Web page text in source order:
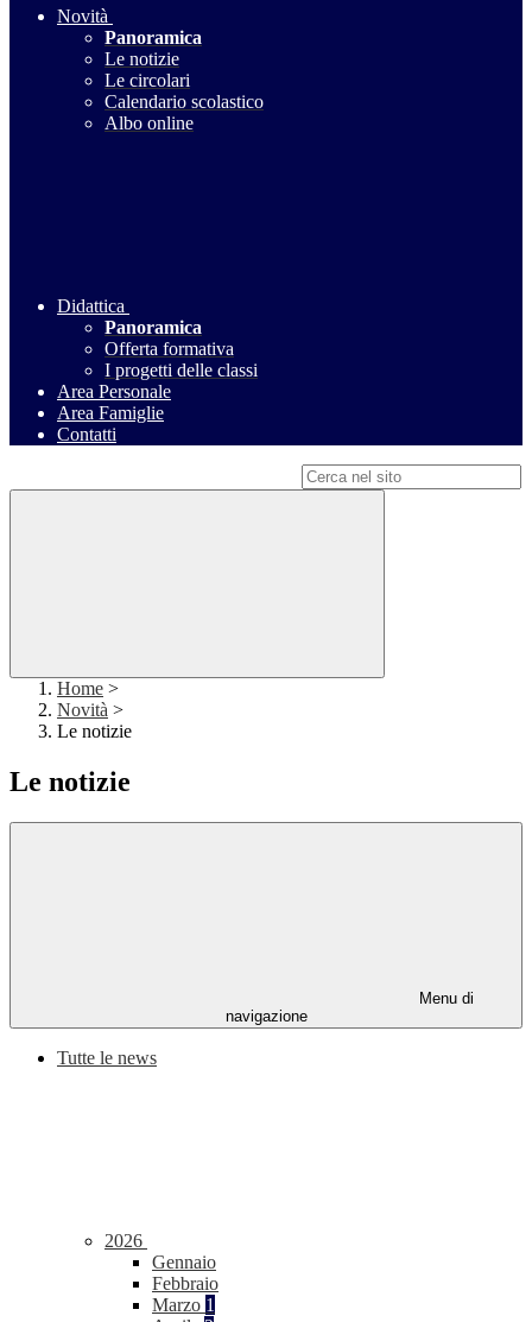
Novità
Panoramica
Le notizie
Le circolari
Calendario scolastico
Albo online
Didattica
Panoramica
Offerta formativa
I progetti delle classi
Area Personale
Area Famiglie
Contatti
Home >
Novità >
Le notizie
Le notizie
Menu di
navigazione
Tutte le news
2026
Gennaio
Febbraio
Marzo 1